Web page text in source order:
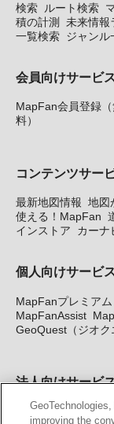
検索 ルート検索
積の計測
未来情報
一覧検索 ジャンル
会員向けサービ
MapFan会員登録（
料）
コンテンツサー
最新地図情報 地図
使える！MapFan
インストア
カーナ
個人向けサービ
MapFanプレミアム
MapFanAssist
GeoQuest（ジオク
法人向けサービ
法人向け地図・位
improving the